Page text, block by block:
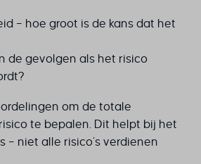
– hoe groot is de kans dat het
de gevolgen als het risico
om de totale
te bepalen. Dit helpt bij het
– niet alle risico’s verdienen